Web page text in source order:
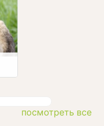
посмотреть все